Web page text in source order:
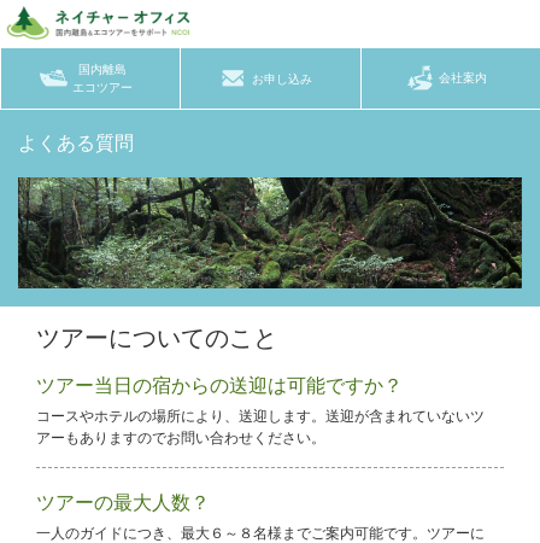
国内離島
エコツアー
お申し込み 会社案内
よくある質問
ツアーについてのこと
ツアー当日の宿からの送迎は可能ですか？
コースやホテルの場所により、送迎します。送迎が含まれていないツ
アーもありますのでお問い合わせください。
ツアーの最大人数？
一人のガイドにつき、最大６～８名様までご案内可能です。ツアーに